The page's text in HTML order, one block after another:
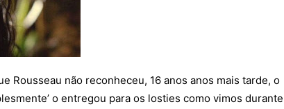
Rousseau não reconheceu, 16 anos anos mais tarde, o
o entregou para os losties como vimos durante